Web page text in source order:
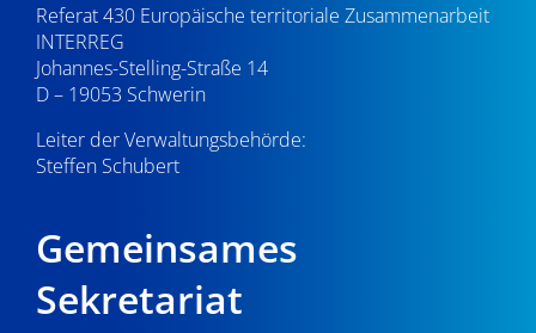
Referat 430 Europäische territoriale Zusammenarbeit
INTERREG
Johannes-Stelling-Straße 14
D – 19053 Schwerin
Leiter der Verwaltungsbehörde:
Steffen Schubert
Gemeinsames
Sekretariat